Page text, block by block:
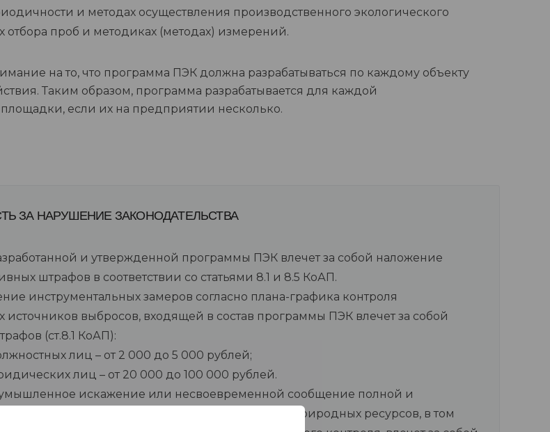
и методах осуществления производственного экологического
отбора проб и методиках (методах) измерений.
на то, что программа ПЭК должна разрабатываться по каждому объекту
Таким образом, программа разрабатывается для каждой
если их на предприятии несколько.
ЗА НАРУШЕНИЕ ЗАКОНОДАТЕЛЬСТВА
и утвержденной программы ПЭК влечет за собой наложение
штрафов в соответствии со статьями 8.1 и 8.5 КоАП.
инструментальных замеров согласно плана-графика контроля
источников выбросов, входящей в состав программы ПЭК влечет за собой
(ст.8.1 КоАП):
лиц – от 2 000 до 5 000 рублей;
лиц – от 20 000 до 100 000 рублей.
искажение или несвоевременной сообщение полной и
информации о состоянии окружающей среды и природных ресурсов, в том